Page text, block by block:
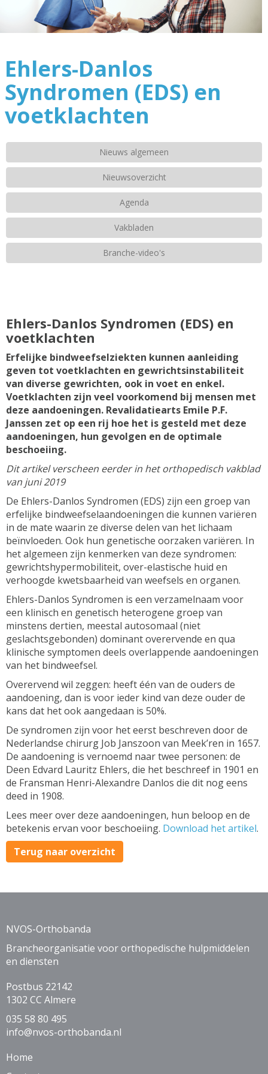
Ehlers-Danlos
Syndromen (EDS) en
voetklachten
Nieuws algemeen
Nieuwsoverzicht
Agenda
Vakbladen
Branche-video's
Ehlers-Danlos Syndromen (EDS) en
voetklachten
Erfelijke bindweefselziekten kunnen aanleiding
geven tot voetklachten en gewrichtsinstabiliteit
van diverse gewrichten, ook in voet en enkel.
Voetklachten zijn veel voorkomend bij mensen met
deze aandoeningen. Revalidatiearts Emile P.F.
Janssen zet op een rij hoe het is gesteld met deze
aandoeningen, hun gevolgen en de optimale
beschoeiing.
Dit artikel verscheen eerder in het orthopedisch vakblad
van juni 2019
De Ehlers-Danlos Syndromen (EDS) zijn een groep van
erfelijke bindweefselaandoeningen die kunnen variëren
in de mate waarin ze diverse delen van het lichaam
beïnvloeden. Ook hun genetische oorzaken variëren. In
het algemeen zijn kenmerken van deze syndromen:
gewrichtshypermobiliteit, over-elastische huid en
verhoogde kwetsbaarheid van weefsels en organen.
Ehlers-Danlos Syndromen is een verzamelnaam voor
een klinisch en genetisch heterogene groep van
minstens dertien, meestal autosomaal (niet
geslachtsgebonden) dominant overervende en qua
klinische symptomen deels overlappende aandoeningen
van het bindweefsel.
Overervend wil zeggen: heeft één van de ouders de
aandoening, dan is voor ieder kind van deze ouder de
kans dat het ook aangedaan is 50%.
De syndromen zijn voor het eerst beschreven door de
Nederlandse chirurg Job Janszoon van Meek’ren in 1657.
De aandoening is vernoemd naar twee personen: de
Deen Edvard Lauritz Ehlers, die het beschreef in 1901 en
de Fransman Henri-Alexandre Danlos die dit nog eens
deed in 1908.
Lees meer over deze aandoeningen, hun beloop en de
betekenis ervan voor beschoeiing. Download het artikel.
Terug naar overzicht
NVOS-Orthobanda
Brancheorganisatie voor orthopedische hulpmiddelen
en diensten
Postbus 22142
1302 CC Almere
035 58 80 495
ofni@nvos-orthobanda.nl
Home